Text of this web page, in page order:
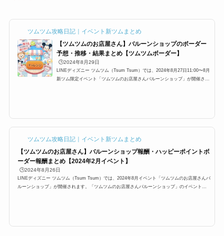
ツムツム攻略日記｜イベント新ツムまとめ
【ツムツムのお店屋さん】バルーンショップのボーダー
予想・推移・結果まとめ【ツムツムボーダー】
🕒️2024年8月29日
LINEディズニー ツムツム（Tsum Tsum）では、2024年8月27日11:00〜8月
新ツム限定イベント「ツムツムのお店屋さんバルーンショップ」が開催され
ツムツム攻略日記｜イベント新ツムまとめ
【ツムツムのお店屋さん】バルーンショップ報酬・ハッピーポイントボ
ーダー報酬まとめ【2024年2月イベント】
🕒️2024年8月26日
LINEディズニー ツムツム（Tsum Tsum）では、2024年8月イベント「ツムツムのお店屋さんバ
ルーンショップ」が開催されます。「ツムツムのお店屋さんバルーンショップ」のイベント報